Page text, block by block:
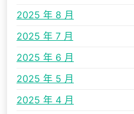
2025 年 8 月
2025 年 7 月
2025 年 6 月
2025 年 5 月
2025 年 4 月